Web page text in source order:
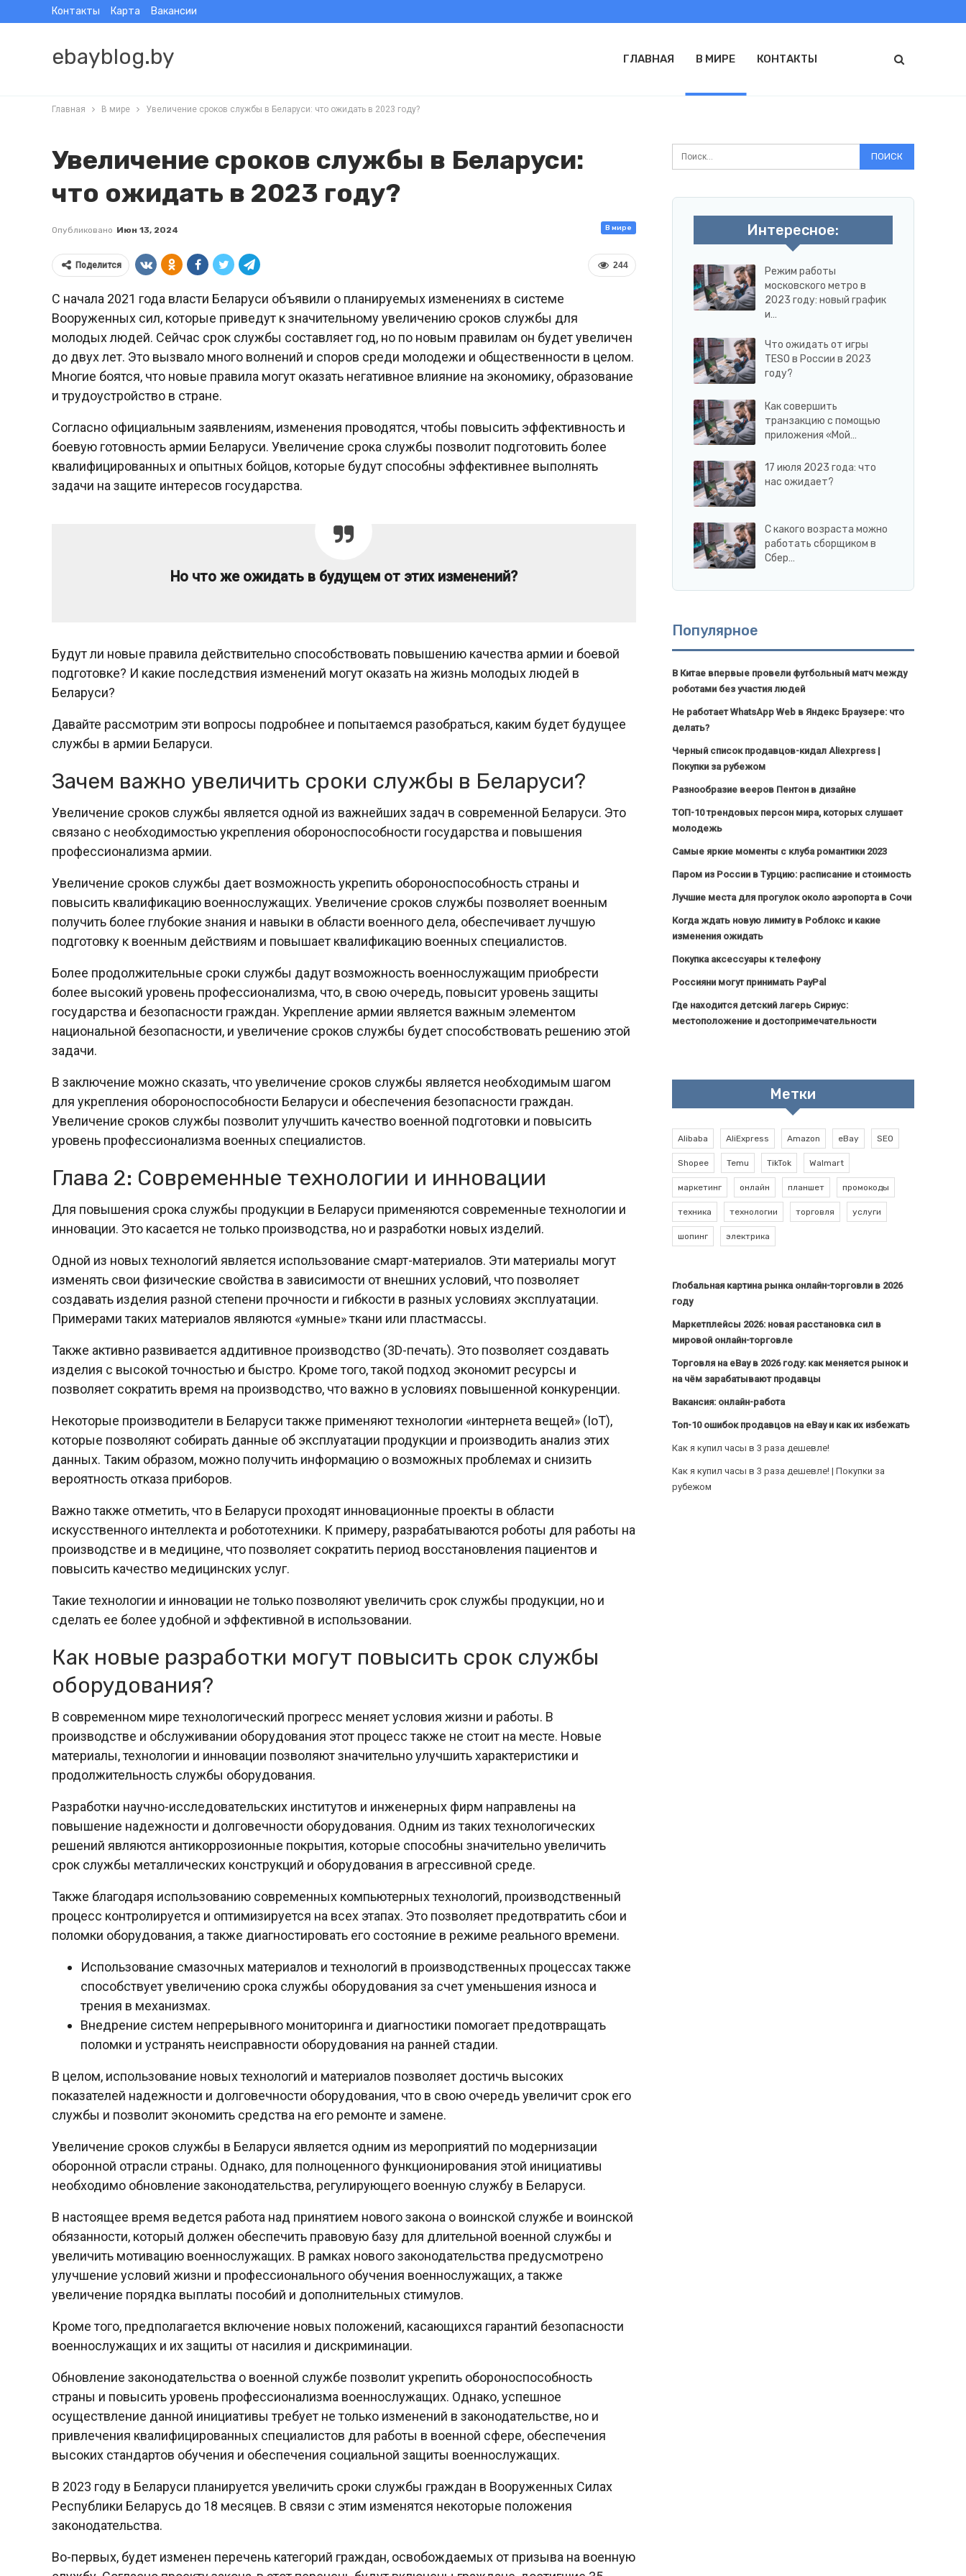
Контакты Карта Вакансии
ebayblog.by ГЛАВНАЯ В МИРЕ КОНТАКТЫ
Главная В мире Увеличение сроков службы в Беларуси: что ожидать в 2023 году?
Увеличение сроков службы в Беларуси:
что ожидать в 2023 году?
В мире
Опубликовано Июн 13, 2024
244
Поделится
С начала 2021 года власти Беларуси объявили о планируемых изменениях в системе
Вооруженных сил, которые приведут к значительному увеличению сроков службы для
молодых людей. Сейчас срок службы составляет год, но по новым правилам он будет увеличен
до двух лет. Это вызвало много волнений и споров среди молодежи и общественности в целом.
Многие боятся, что новые правила могут оказать негативное влияние на экономику, образование
и трудоустройство в стране.
Согласно официальным заявлениям, изменения проводятся, чтобы повысить эффективность и
боевую готовность армии Беларуси. Увеличение срока службы позволит подготовить более
квалифицированных и опытных бойцов, которые будут способны эффективнее выполнять
задачи на защите интересов государства.
Но что же ожидать в будущем от этих изменений?
Будут ли новые правила действительно способствовать повышению качества армии и боевой
подготовке? И какие последствия изменений могут оказать на жизнь молодых людей в
Беларуси?
Давайте рассмотрим эти вопросы подробнее и попытаемся разобраться, каким будет будущее
службы в армии Беларуси.
Зачем важно увеличить сроки службы в Беларуси?
Увеличение сроков службы является одной из важнейших задач в современной Беларуси. Это
связано с необходимостью укрепления обороноспособности государства и повышения
профессионализма армии.
Увеличение сроков службы дает возможность укрепить обороноспособность страны и
повысить квалификацию военнослужащих. Увеличение сроков службы позволяет военным
получить более глубокие знания и навыки в области военного дела, обеспечивает лучшую
подготовку к военным действиям и повышает квалификацию военных специалистов.
Более продолжительные сроки службы дадут возможность военнослужащим приобрести
более высокий уровень профессионализма, что, в свою очередь, повысит уровень защиты
государства и безопасности граждан. Укрепление армии является важным элементом
национальной безопасности, и увеличение сроков службы будет способствовать решению этой
задачи.
В заключение можно сказать, что увеличение сроков службы является необходимым шагом
для укрепления обороноспособности Беларуси и обеспечения безопасности граждан.
Увеличение сроков службы позволит улучшить качество военной подготовки и повысить
уровень профессионализма военных специалистов.
Глава 2: Современные технологии и инновации
Для повышения срока службы продукции в Беларуси применяются современные технологии и
инновации. Это касается не только производства, но и разработки новых изделий.
Одной из новых технологий является использование смарт-материалов. Эти материалы могут
изменять свои физические свойства в зависимости от внешних условий, что позволяет
создавать изделия разной степени прочности и гибкости в разных условиях эксплуатации.
Примерами таких материалов являются «умные» ткани или пластмассы.
Также активно развивается аддитивное производство (3D-печать). Это позволяет создавать
изделия с высокой точностью и быстро. Кроме того, такой подход экономит ресурсы и
позволяет сократить время на производство, что важно в условиях повышенной конкуренции.
Некоторые производители в Беларуси также применяют технологии «интернета вещей» (IoT),
которые позволяют собирать данные об эксплуатации продукции и производить анализ этих
данных. Таким образом, можно получить информацию о возможных проблемах и снизить
вероятность отказа приборов.
Важно также отметить, что в Беларуси проходят инновационные проекты в области
искусственного интеллекта и робототехники. К примеру, разрабатываются роботы для работы на
производстве и в медицине, что позволяет сократить период восстановления пациентов и
повысить качество медицинских услуг.
Такие технологии и инновации не только позволяют увеличить срок службы продукции, но и
сделать ее более удобной и эффективной в использовании.
Как новые разработки могут повысить срок службы
оборудования?
В современном мире технологический прогресс меняет условия жизни и работы. В
производстве и обслуживании оборудования этот процесс также не стоит на месте. Новые
материалы, технологии и инновации позволяют значительно улучшить характеристики и
продолжительность службы оборудования.
Разработки научно-исследовательских институтов и инженерных фирм направлены на
повышение надежности и долговечности оборудования. Одним из таких технологических
решений являются антикоррозионные покрытия, которые способны значительно увеличить
срок службы металлических конструкций и оборудования в агрессивной среде.
Также благодаря использованию современных компьютерных технологий, производственный
процесс контролируется и оптимизируется на всех этапах. Это позволяет предотвратить сбои и
поломки оборудования, а также диагностировать его состояние в режиме реального времени.
Использование смазочных материалов и технологий в производственных процессах также
способствует увеличению срока службы оборудования за счет уменьшения износа и
трения в механизмах.
Внедрение систем непрерывного мониторинга и диагностики помогает предотвращать
поломки и устранять неисправности оборудования на ранней стадии.
В целом, использование новых технологий и материалов позволяет достичь высоких
показателей надежности и долговечности оборудования, что в свою очередь увеличит срок его
службы и позволит экономить средства на его ремонте и замене.
Увеличение сроков службы в Беларуси является одним из мероприятий по модернизации
оборонной отрасли страны. Однако, для полноценного функционирования этой инициативы
необходимо обновление законодательства, регулирующего военную службу в Беларуси.
В настоящее время ведется работа над принятием нового закона о воинской службе и воинской
обязанности, который должен обеспечить правовую базу для длительной военной службы и
увеличить мотивацию военнослужащих. В рамках нового законодательства предусмотрено
улучшение условий жизни и профессионального обучения военнослужащих, а также
увеличение порядка выплаты пособий и дополнительных стимулов.
Кроме того, предполагается включение новых положений, касающихся гарантий безопасности
военнослужащих и их защиты от насилия и дискриминации.
Обновление законодательства о военной службе позволит укрепить обороноспособность
страны и повысить уровень профессионализма военнослужащих. Однако, успешное
осуществление данной инициативы требует не только изменений в законодательстве, но и
привлечения квалифицированных специалистов для работы в военной сфере, обеспечения
высоких стандартов обучения и обеспечения социальной защиты военнослужащих.
В 2023 году в Беларуси планируется увеличить сроки службы граждан в Вооруженных Силах
Республики Беларусь до 18 месяцев. В связи с этим изменятся некоторые положения
законодательства.
Во-первых, будет изменен перечень категорий граждан, освобождаемых от призыва на военную
Интересное:
Режим работы
московского метро в
2023 году: новый график
и…
Что ожидать от игры
TESO в России в 2023
году?
Как совершить
транзакцию с помощью
приложения «Мой…
17 июля 2023 года: что
нас ожидает?
С какого возраста можно
работать сборщиком в
Сбер…
Популярное
В Китае впервые провели футбольный матч между
роботами без участия людей
Не работает WhatsApp Web в Яндекс Браузере: что
делать?
Черный список продавцов-кидал Aliexpress |
Покупки за рубежом
Разнообразие вееров Пентон в дизайне
ТОП-10 трендовых персон мира, которых слушает
молодежь
Самые яркие моменты с клуба романтики 2023
Паром из России в Турцию: расписание и стоимость
Лучшие места для прогулок около аэропорта в Сочи
Когда ждать новую лимиту в Роблокс и какие
изменения ожидать
Покупка аксессуары к телефону
Россияни могут принимать PayPal
Где находится детский лагерь Сириус:
местоположение и достопримечательности
Метки
Alibaba AliExpress Amazon eBay SEO
Shopee Temu TikTok Walmart
маркетинг онлайн планшет промокоды
техника технологии торговля услуги
шопинг электрика
Глобальная картина рынка онлайн-торговли в 2026
году
Маркетплейсы 2026: новая расстановка сил в
мировой онлайн-торговле
Торговля на eBay в 2026 году: как меняется рынок и
на чём зарабатывают продавцы
Вакансия: онлайн-работа
Топ-10 ошибок продавцов на eBay и как их избежать
Как я купил часы в 3 раза дешевле!
Как я купил часы в 3 раза дешевле! | Покупки за
рубежом